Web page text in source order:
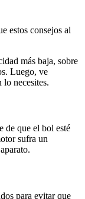
estos consejos al
más baja, sobre
Luego, ve
necesites.
de que el bol esté
sufra un
para evitar que